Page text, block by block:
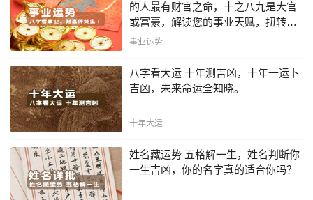
的人最有财官之命，十之八九是大官
或富豪，解读您的事业天赋，扭转当
下不利困局！！
事业运势
八字看大运 十年测吉凶，十年一运卜
吉凶，未来命运全知晓。
十年大运
姓名藏运势 五格解一生，姓名判断你
一生吉凶，你的名字真的适合你吗？